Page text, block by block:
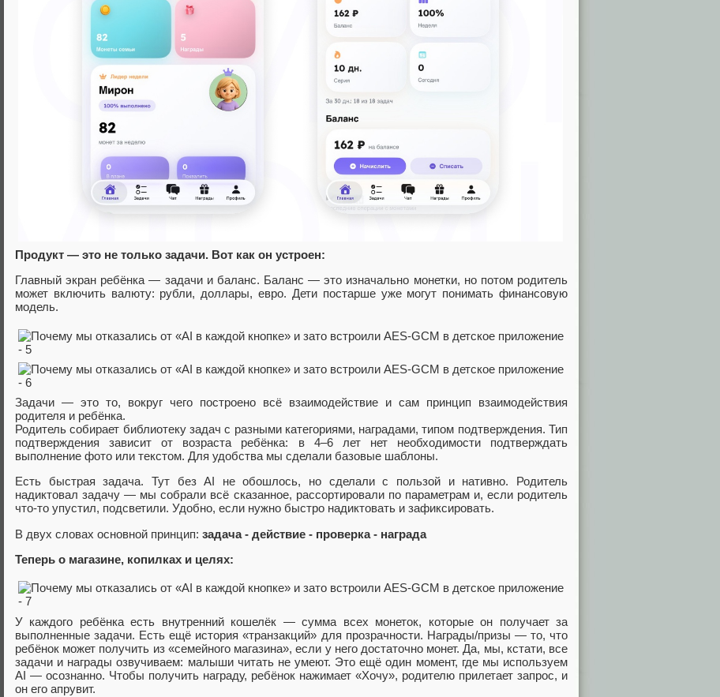
Продукт — это не только задачи. Вот как он устроен:
Главный экран ребёнка — задачи и баланс. Баланс — это изначально монетки, но потом родитель
может включить валюту: рубли, доллары, евро. Дети постарше уже могут понимать финансовую
модель.
Задачи — это то, вокруг чего построено всё взаимодействие и сам принцип взаимодействия
родителя и ребёнка.
Родитель собирает библиотеку задач с разными категориями, наградами, типом подтверждения. Тип
подтверждения зависит от возраста ребёнка: в 4–6 лет нет необходимости подтверждать
выполнение фото или текстом. Для удобства мы сделали базовые шаблоны.
Есть быстрая задача. Тут без AI не обошлось, но сделали с пользой и нативно. Родитель
надиктовал задачу — мы собрали всё сказанное, рассортировали по параметрам и, если родитель
что-то упустил, подсветили. Удобно, если нужно быстро надиктовать и зафиксировать.
В двух словах основной принцип: задача - действие - проверка - награда
Теперь о магазине, копилках и целях:
У каждого ребёнка есть внутренний кошелёк — сумма всех монеток, которые он получает за
выполненные задачи. Есть ещё история «транзакций» для прозрачности. Награды/призы — то, что
ребёнок может получить из «семейного магазина», если у него достаточно монет. Да, мы, кстати, все
задачи и награды озвучиваем: малыши читать не умеют. Это ещё один момент, где мы используем
AI — осознанно. Чтобы получить награду, ребёнок нажимает «Хочу», родителю прилетает запрос, и
он его апрувит.